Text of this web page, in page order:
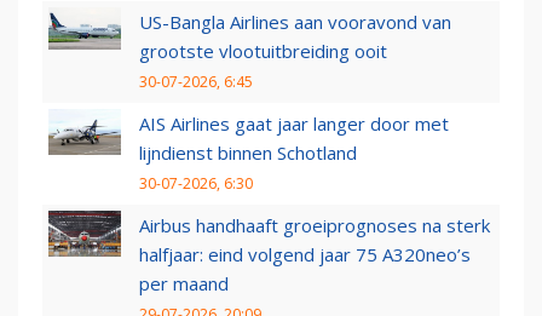
US-Bangla Airlines aan vooravond van
grootste vlootuitbreiding ooit
30-07-2026, 6:45
AIS Airlines gaat jaar langer door met
lijndienst binnen Schotland
30-07-2026, 6:30
Airbus handhaaft groeiprognoses na sterk
halfjaar: eind volgend jaar 75 A320neo’s
per maand